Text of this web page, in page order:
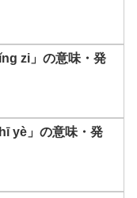
zi」の意味・発
yè」の意味・発